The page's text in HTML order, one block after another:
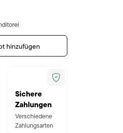
hinzufügen
Sichere
Zahlungen
Verschiedene
Zahlungsarten